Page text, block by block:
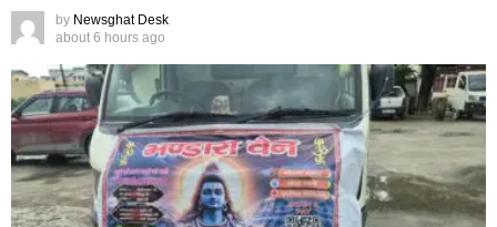
by Newsghat Desk
about 6 hours ago